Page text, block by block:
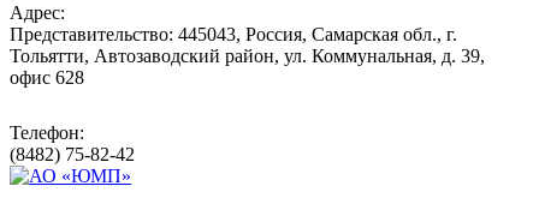
Адрес:
Представительство: 445043, Россия, Самарская обл., г.
Тольятти, Автозаводский район, ул. Коммунальная, д. 39,
офис 628
Телефон:
(8482) 75-82-42